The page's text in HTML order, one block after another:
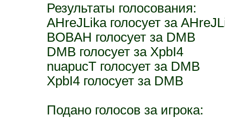
Результаты голосования:
AHreJLika голосует за
BOBAH голосует за DMB
DMB голосует за XpbI4
nuapucT голосует за DMB
XpbI4 голосует за DMB
Подано голосов за игрока: